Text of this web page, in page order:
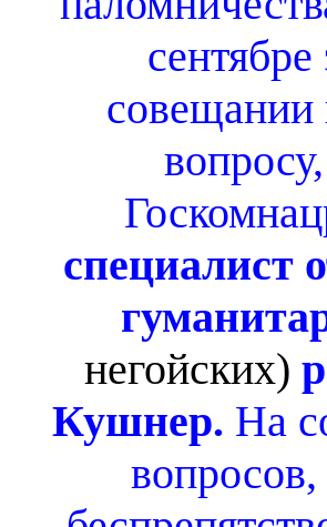
совещании
специалист
негойских)
Кушнер. На
вопросов,